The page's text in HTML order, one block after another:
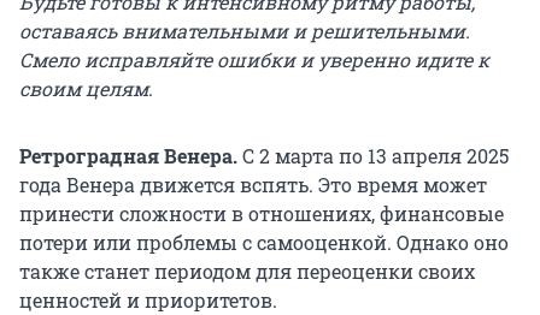
оставаясь внимательными и решительными.
Смело исправляйте ошибки и уверенно идите к
своим целям.
Ретроградная Венера.С 2 марта по 13 апреля 2025
года Венера движется вспять. Это время может
принести сложности в отношениях, финансовые
потери или проблемы с самооценкой. Однако оно
также станет периодом для переоценки своих
ценностей и приоритетов.